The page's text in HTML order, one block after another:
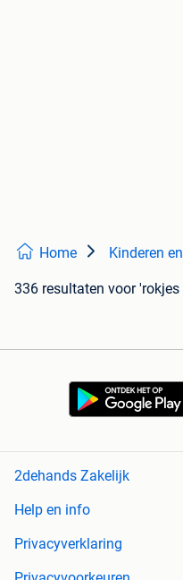
Home Kinderen
336 resultaten voor 'rokjes
2dehands Zakelijk
Help en info
Privacyverklaring